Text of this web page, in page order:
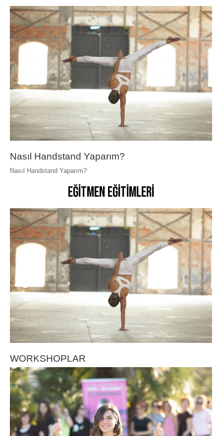
Nasıl Handstand Yaparım?
Nasıl Handstand Yaparım?
Eğitmen Eğitimleri
WORKSHOPLAR